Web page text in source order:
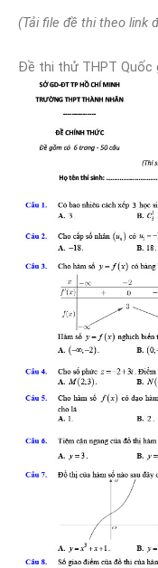
(Tải file đề thi theo link
Đề thi thử THPT Quốc